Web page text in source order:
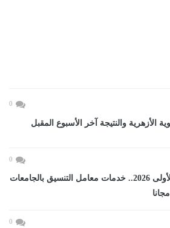
0
الأزهرية والنتيجة آخر الأسبوع المقبل
0
تنسيق المرحلة الأولى 2026.. خدمات معامل التنسيق بالجامعات
0